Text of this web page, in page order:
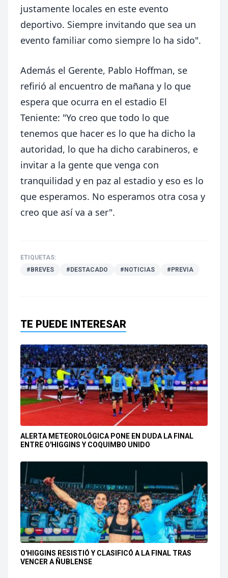
justamente locales en este evento
deportivo. Siempre invitando que sea un
evento familiar como siempre lo ha sido".
Además el Gerente, Pablo Hoffman, se
refirió al encuentro de mañana y lo que
espera que ocurra en el estadio El
Teniente: "Yo creo que todo lo que
tenemos que hacer es lo que ha dicho la
autoridad, lo que ha dicho carabineros, e
invitar a la gente que venga con
tranquilidad y en paz al estadio y eso es lo
que esperamos. No esperamos otra cosa y
creo que así va a ser".
ETIQUETAS:
#BREVES
#DESTACADO #NOTICIAS #PREVIA
TE PUEDE INTERESAR
ALERTA METEOROLÓGICA PONE EN DUDA LA FINAL
ENTRE O'HIGGINS Y COQUIMBO UNIDO
O'HIGGINS RESISTIÓ Y CLASIFICÓ A LA FINAL TRAS
VENCER A ÑUBLENSE